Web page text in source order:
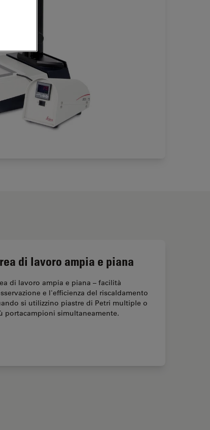
di lavoro ampia e piana
di lavoro ampia e piana – facilità
e l'efficienza del riscaldamento
si utilizzino piastre di Petri multiple o
portacampioni simultaneamente.